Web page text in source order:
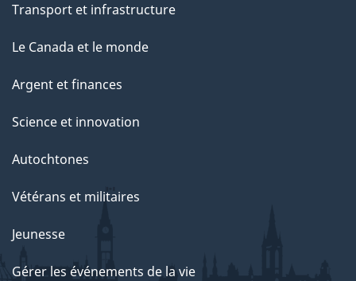
Transport et infrastructure
Le Canada et le monde
Argent et finances
Science et innovation
Autochtones
Vétérans et militaires
Jeunesse
Gérer les événements de la vie